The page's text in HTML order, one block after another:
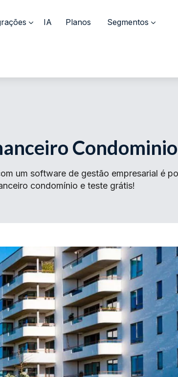
IA Planos Segmentos
Condominio
um software de gestão empresarial é
condomínio e teste grátis!